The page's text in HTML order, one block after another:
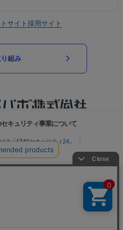
サイト採用サイト
組み
キュリティ事業について
ス「GMOセキュリティ24」
スク診断
）